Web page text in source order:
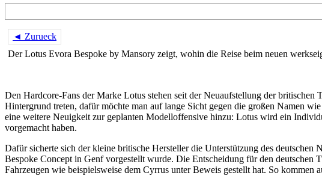
◄ Zurueck
Der Lotus Evora Bespoke by Mansory zeigt, wohin die Reise beim neuen
Den Hardcore-Fans der Marke Lotus stehen seit der Neuaufstellung der
Hintergrund treten, dafür möchte man auf lange Sicht gegen die großen Namen wie
eine weitere Neuigkeit zur geplanten Modelloffensive hinzu: Lotus wird ein
vorgemacht haben.
Dafür sicherte sich der kleine britische Hersteller die Unterstützung des
Bespoke Concept in Genf vorgestellt wurde. Die Entscheidung für den deutschen
Fahrzeugen wie beispielsweise dem Cyrrus unter Beweis gestellt hat. So